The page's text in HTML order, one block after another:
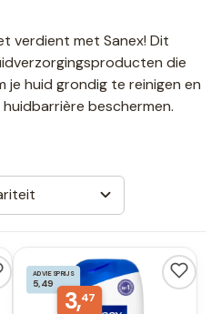
verdient met Sanex! Dit
die
je huid grondig te reinigen en
beschermen.
ADVIESPRIJS
5,49
3,47